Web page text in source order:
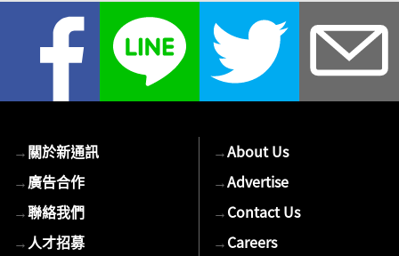
→關於新通訊
→廣告合作
→聯絡我們
→人才招募
→About Us
→Advertise
→Contact Us
→Careers